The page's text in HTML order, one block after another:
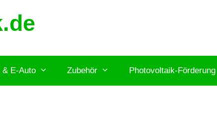
E-Auto Zubehör Photovoltaik-Förderung